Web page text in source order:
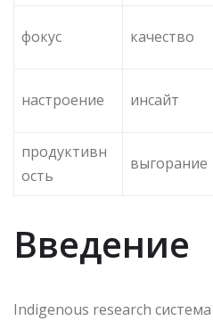
фокус качество
настроение инсайт
продуктивн
ость
выгорание
Введение
Indigenous research